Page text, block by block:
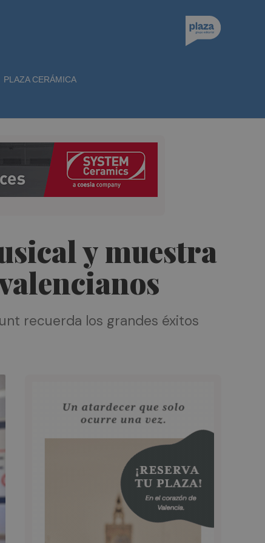
PLAZA CERÁMICA
y muestra
recuerda los grandes éxitos